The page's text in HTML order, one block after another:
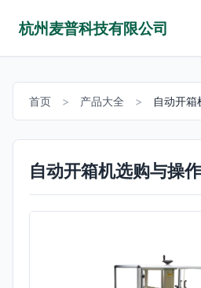
杭州麦普科技有限公司
首页 > 产品大全 > 自动开
自动开箱机选购与操